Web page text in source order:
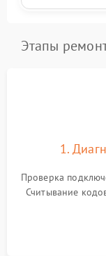
Этапы
1.
Проверка
Считывание
выявления